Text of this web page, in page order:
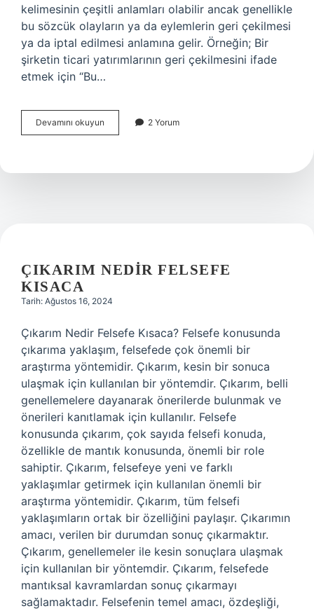
kelimesinin çeşitli anlamları olabilir ancak genellikle
bu sözcük olayların ya da eylemlerin geri çekilmesi
ya da iptal edilmesi anlamına gelir. Örneğin; Bir
şirketin ticari yatırımlarının geri çekilmesini ifade
etmek için “Bu…
Devamını okuyun Bıngıldak
ne
2 Yorum
ÇIKARIM NEDIR FELSEFE
KISACA
Tarih: Ağustos 16, 2024
Çıkarım Nedir Felsefe Kısaca? Felsefe konusunda
çıkarıma yaklaşım, felsefede çok önemli bir
araştırma yöntemidir. Çıkarım, kesin bir sonuca
ulaşmak için kullanılan bir yöntemdir. Çıkarım, belli
genellemelere dayanarak önerilerde bulunmak ve
önerileri kanıtlamak için kullanılır. Felsefe
konusunda çıkarım, çok sayıda felsefi konuda,
özellikle de mantık konusunda, önemli bir role
sahiptir. Çıkarım, felsefeye yeni ve farklı
yaklaşımlar getirmek için kullanılan önemli bir
araştırma yöntemidir. Çıkarım, tüm felsefi
yaklaşımların ortak bir özelliğini paylaşır. Çıkarımın
amacı, verilen bir durumdan sonuç çıkarmaktır.
Çıkarım, genellemeler ile kesin sonuçlara ulaşmak
için kullanılan bir yöntemdir. Çıkarım, felsefede
mantıksal kavramlardan sonuç çıkarmayı
sağlamaktadır. Felsefenin temel amacı, özdeşliği,